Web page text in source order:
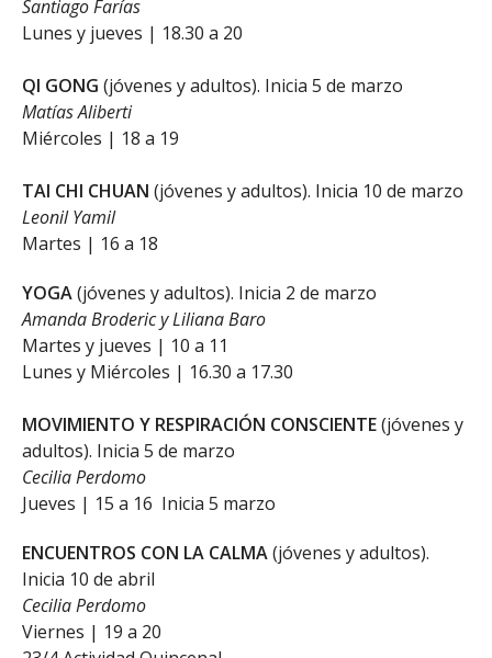
Santiago Farías
Lunes y jueves | 18.30 a 20
QI GONG (jóvenes y adultos). Inicia 5 de marzo
Matías Aliberti
Miércoles | 18 a 19
TAI CHI CHUAN (jóvenes y adultos). Inicia 10 de marzo
Leonil Yamil
Martes | 16 a 18
YOGA(jóvenes y adultos). Inicia 2 de marzo
Amanda Broderic y Liliana Baro
Martes y jueves | 10 a 11
Lunes y Miércoles | 16.30 a 17.30
MOVIMIENTO Y RESPIRACIÓN CONSCIENTE(jóvenes y
adultos). Inicia 5 de marzo
Cecilia Perdomo
Jueves | 15 a 16 Inicia 5 marzo
ENCUENTROS CON LA CALMA(jóvenes y adultos).
Inicia 10 de abril
Cecilia Perdomo
Viernes | 19 a 20